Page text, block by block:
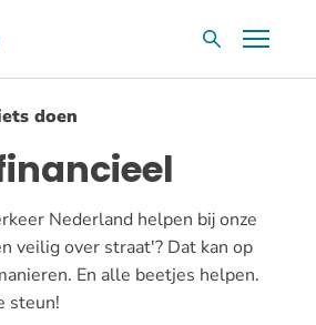
ZoekvakMenu
doen
Nederland helpen bij onze
veilig over straat'? Dat kan op
En alle beetjes helpen.
steun!